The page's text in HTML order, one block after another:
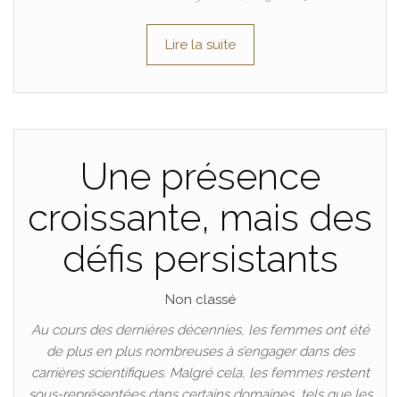
Lire la suite
Une présence
croissante, mais des
défis persistants
Non classé
Au cours des dernières décennies, les femmes ont été
de plus en plus nombreuses à s’engager dans des
carrières scientifiques. Malgré cela, les femmes restent